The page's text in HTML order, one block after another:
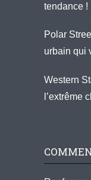
tendance !
Polar
urbain qui
Western
l’extrême